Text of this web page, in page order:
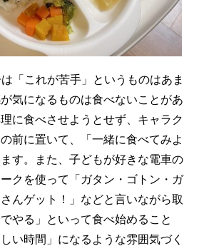
は「これが苦手」というものはあま
気になるものは食べないことがあ
に食べさせようとせず、キャラク
前に置いて、「一緒に食べてみよ
す。また、子どもが好きな電車の
クを使って「ガタン・ゴトン・ガ
んゲット！」などと言いながら取
やる」といって食べ始めること
い時間」になるような雰囲気づく